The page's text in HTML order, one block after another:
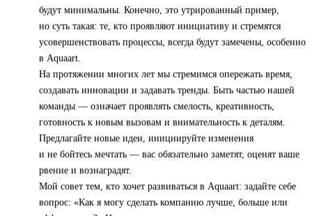
будут минимальны. Конечно, это утрированный пример,
но суть такая: те, кто проявляют инициативу и стремятся
усовершенствовать процессы, всегда будут замечены, особенно
в Aquaart.
На протяжении многих лет мы стремимся опережать время,
создавать инновации и задавать тренды. Быть частью нашей
команды — означает проявлять смелость, креативность,
готовность к новым вызовам и внимательность к деталям.
Предлагайте новые идеи, инициируйте изменения
и не бойтесь мечтать — вас обязательно заметят, оценят ваше
рвение и вознаградят.
Мой совет тем, кто хочет развиваться в Aquaart: задайте себе
вопрос: «Как я могу сделать компанию лучше, больше или